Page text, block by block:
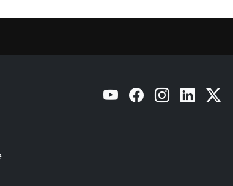
YouTube Facebook Instagram